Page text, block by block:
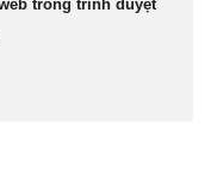
trong trình duyệt